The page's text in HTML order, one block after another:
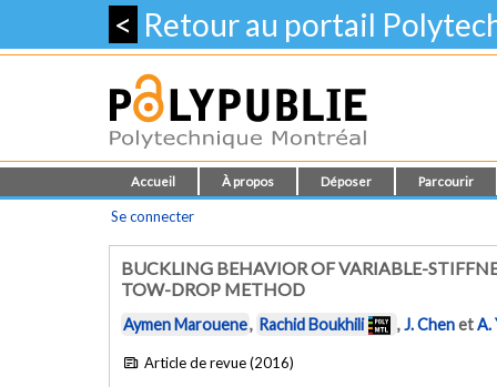
< Retour au portail
Accueil À propos Déposer Parcourir
Se connecter
BUCKLING BEHAVIOR OF VARIABLE-
TOW-DROP METHOD
Aymen Marouene, Rachid Boukhili ,J. ChenetA.
Article de revue (2016)